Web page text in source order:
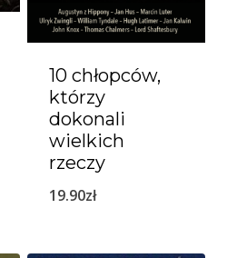
10 chłopców,
którzy
dokonali
wielkich
rzeczy
19.90zł